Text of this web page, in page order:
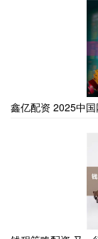
鑫亿配资 2025中